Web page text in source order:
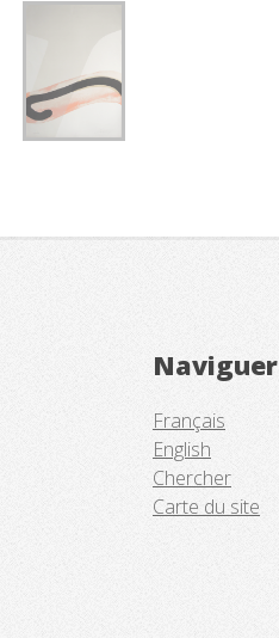
Naviguer
Français
English
Chercher
Carte du site